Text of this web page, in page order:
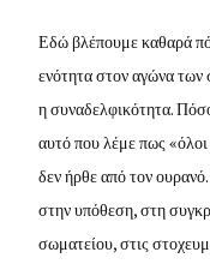
Εδώ βλέπουμε καθαρά
ενότητα στον αγώνα των
η συναδελφικότητα.
αυτό που λέμε πως
δεν ήρθε από τον
στην υπόθεση, στη
σωματείου, στις